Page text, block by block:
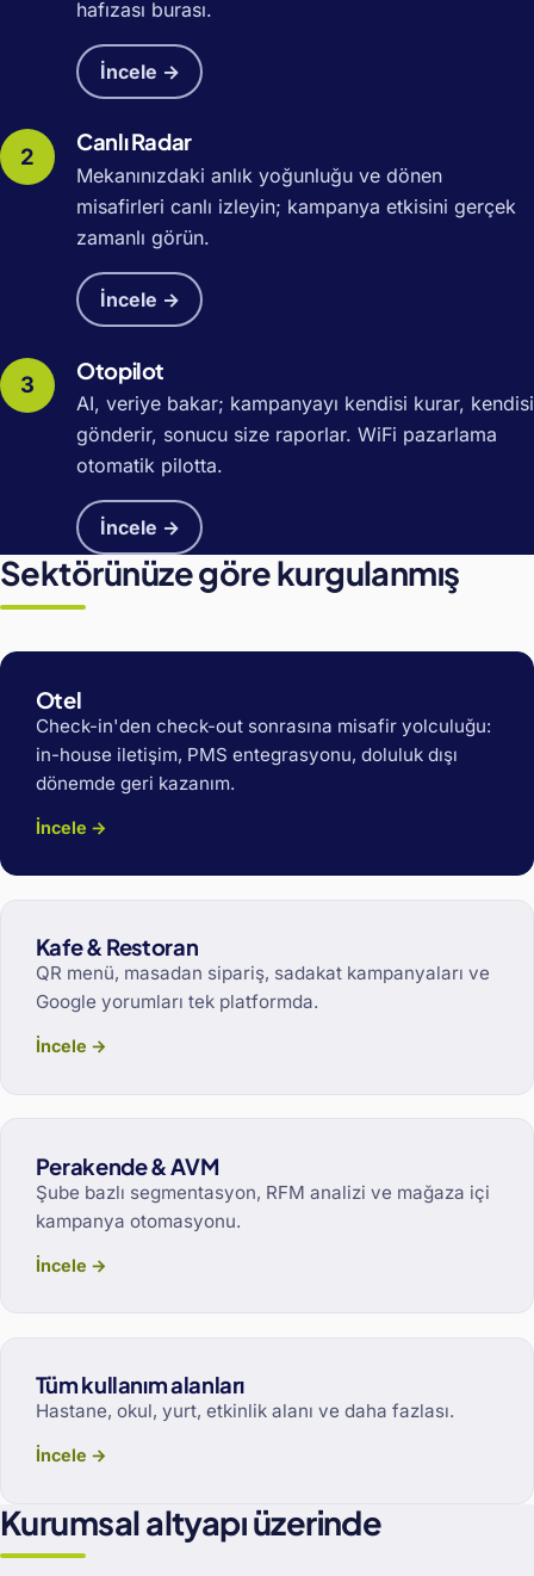
hafızası burası.
İncele →
Canlı Radar
Mekanınızdaki anlık yoğunluğu ve dönen
misafirleri canlı izleyin; kampanya etkisini gerçek
zamanlı görün.
İncele →
Otopilot
AI, veriye bakar; kampanyayı kendisi kurar, kendisi
gönderir, sonucu size raporlar. WiFi pazarlama
otomatik pilotta.
İncele →
Sektörünüze göre kurgulanmış
Otel
Check-in'den check-out sonrasına misafir yolculuğu:
in-house iletişim, PMS entegrasyonu, doluluk dışı
dönemde geri kazanım.
İncele →
Kafe & Restoran
QR menü, masadan sipariş, sadakat kampanyaları ve
Google yorumları tek platformda.
İncele →
Perakende & AVM
Şube bazlı segmentasyon, RFM analizi ve mağaza içi
kampanya otomasyonu.
İncele →
Tüm kullanım alanları
Hastane, okul, yurt, etkinlik alanı ve daha fazlası.
İncele →
Kurumsal altyapı üzerinde